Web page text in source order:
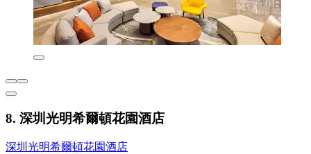
8. 深圳光明希爾頓花園酒店
深圳光明希爾頓花園酒店